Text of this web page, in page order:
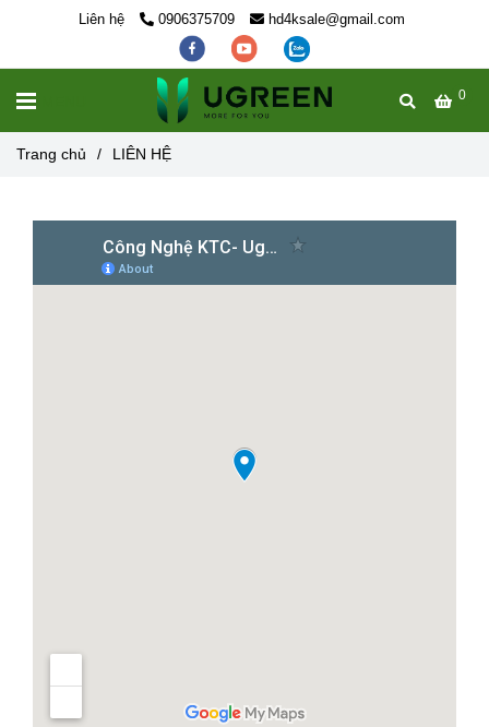
Liên hệ 0906375709 hd4ksale@gmail.com
0
Trang chủ / LIÊN HỆ